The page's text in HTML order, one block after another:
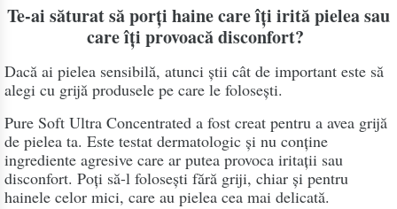
Te-ai săturat să porți haine care îți irită pielea sau
care îți provoacă disconfort?
Dacă ai pielea sensibilă, atunci știi cât de important este să
alegi cu grijă produsele pe care le folosești.
Pure Soft Ultra Concentrated a fost creat pentru a avea grijă
de pielea ta. Este testat dermatologic și nu conține
ingrediente agresive care ar putea provoca iritații sau
disconfort. Poți să-l folosești fără griji, chiar și pentru
hainele celor mici, care au pielea cea mai delicată.